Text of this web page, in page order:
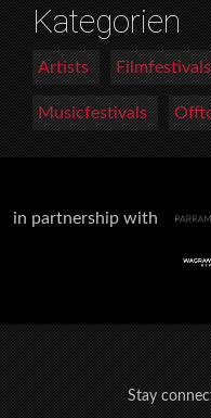
Kategorien
Artists Filmfestivals
Musicfestivals
in partnership with
Stay